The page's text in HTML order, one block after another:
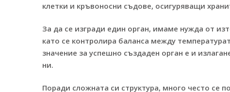
клетки и кръвоносни съдове, осигуряващи
За да се изгради един орган, имаме нужда от
като се контролира баланса между
значение за успешно създаден орган е и
ни.
Поради сложната си структура, много често се